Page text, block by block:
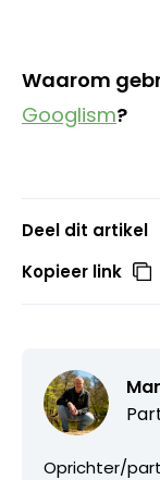
Waarom
Googlism?
Deel dit artikel
Kopieer link
Oprichter/